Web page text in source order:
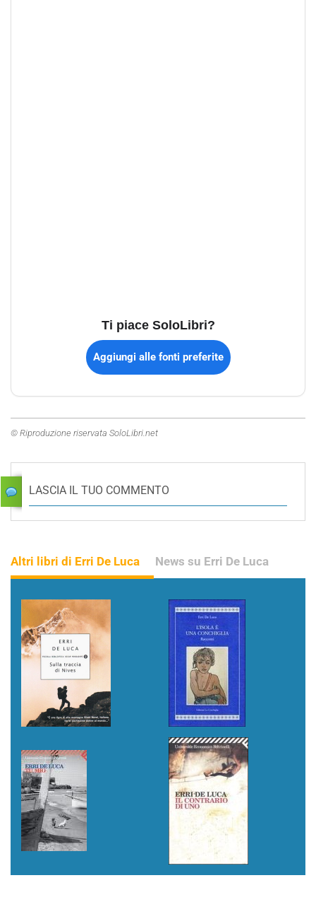
Ti piace SoloLibri?
Aggiungi alle fonti preferite
© Riproduzione riservata SoloLibri.net
LASCIA IL TUO COMMENTO
Altri libri di Erri De Luca News su Erri De Luca